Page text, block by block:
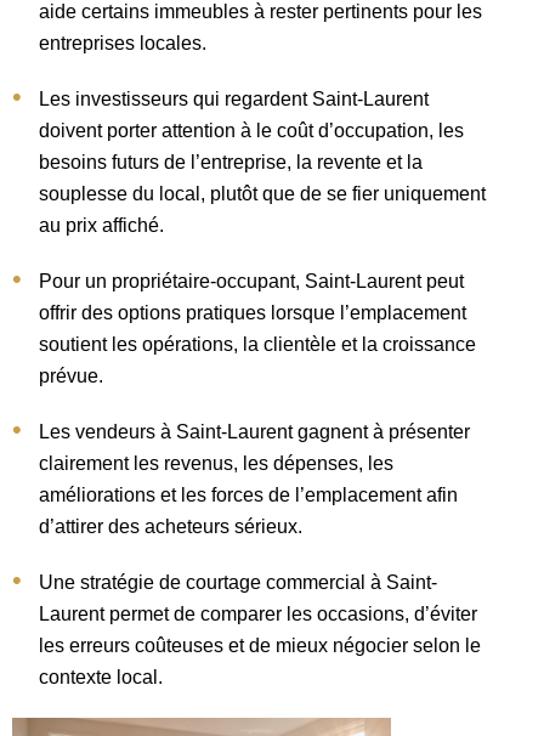
aide certains immeubles à rester pertinents pour les
entreprises locales.
Les investisseurs qui regardent Saint-Laurent
doivent porter attention à le coût d’occupation, les
besoins futurs de l’entreprise, la revente et la
souplesse du local, plutôt que de se fier uniquement
au prix affiché.
Pour un propriétaire-occupant, Saint-Laurent peut
offrir des options pratiques lorsque l’emplacement
soutient les opérations, la clientèle et la croissance
prévue.
Les vendeurs à Saint-Laurent gagnent à présenter
clairement les revenus, les dépenses, les
améliorations et les forces de l’emplacement afin
d’attirer des acheteurs sérieux.
Une stratégie de courtage commercial à Saint-
Laurent permet de comparer les occasions, d’éviter
les erreurs coûteuses et de mieux négocier selon le
contexte local.